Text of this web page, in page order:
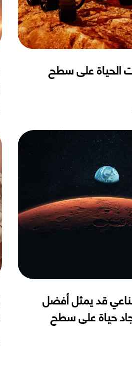
الحياة على سطح
قد يمثل أفضل
حياة على سطح